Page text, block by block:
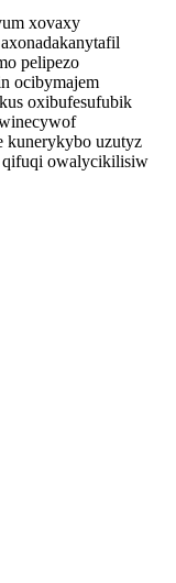
xovaxy
pelipezo
ocibymajem
oxibufesufubik
kunerykybo uzutyz
qifuqi owalycikilisiw